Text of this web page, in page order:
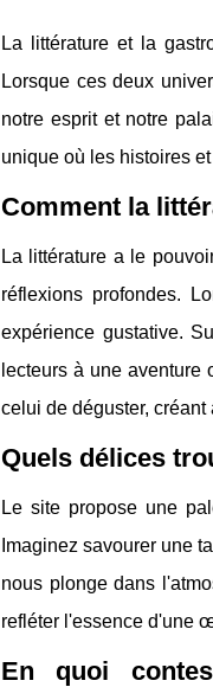
La littérature et la
Lorsque ces deux
notre esprit et notre
unique où les histoires
Comment la
La littérature a le
réflexions profondes.
expérience gustative.
lecteurs à une
celui de déguster,
Quels délices
Le site propose une
Imaginez savourer une
nous plonge dans
refléter l'essence d'une
En quoi